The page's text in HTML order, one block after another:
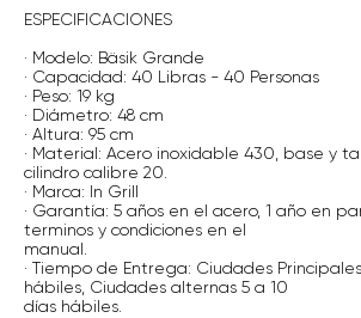
ESPECIFICACIONES
· Modelo: Bäsik Grande
· Capacidad: 40 Libras - 40 Personas
· Peso: 19 kg
· Diámetro: 48 cm
· Altura: 95 cm
· Material: Acero inoxidable 430, base y
cilindro calibre 20.
· Marca: In Grill
· Garantía: 5 años en el acero, 1 año en
terminos y condiciones en el
manual.
· Tiempo de Entrega: Ciudades
hábiles, Ciudades alternas 5 a 10
días hábiles.